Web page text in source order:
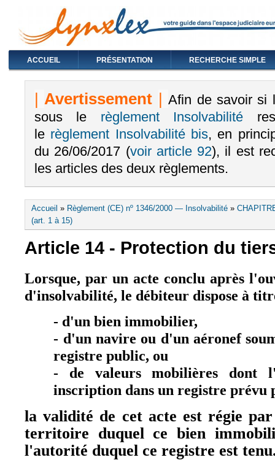
ACCUEIL PRÉSENTATION RECHERCHE SIMPLE
|Avertissement | Afin de savoir si
sous le règlement Insolvabilité
le règlement Insolvabilité bis, en
du 26/06/2017 (voir article 92), il est
les articles des deux règlements.
Vous êtes ici
Accueil » Règlement (CE) nº 1346/2000 — Insolvabilité »
(art. 1 à 15)
Article 14 - Protection du
Lorsque, par un acte conclu après
d'insolvabilité, le débiteur dispose à
- d'un bien immobilier,
- d'un navire ou d'un aéronef
registre public, ou
- de valeurs mobilières dont
inscription dans un registre prévu
la validité de cet acte est régie
territoire duquel ce bien
l'autorité duquel ce registre est